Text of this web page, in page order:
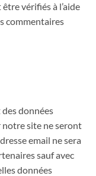
vérifiés à l’aide
commentaires
données
notre site ne seront
email ne sera
sauf avec
données